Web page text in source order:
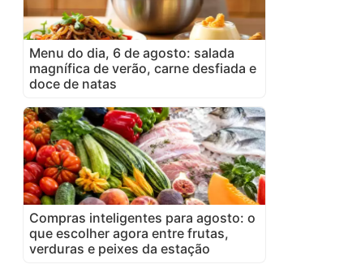
Menu do dia, 6 de agosto: salada
magnífica de verão, carne desfiada e
doce de natas
Compras inteligentes para agosto: o
que escolher agora entre frutas,
verduras e peixes da estação